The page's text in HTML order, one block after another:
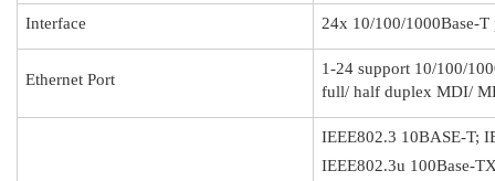
Interface 24x 10/100/1000Base-T
Ethernet Port
1-24 support 10/100/
full/ half duplex MDI/
IEEE802.3 10BASE-T;
IEEE802.3u 100Base-